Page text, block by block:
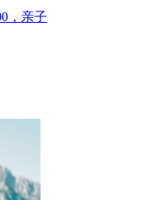
，亲子